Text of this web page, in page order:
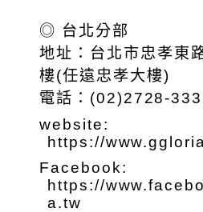
◎ 台北分部
地址：台北市忠孝東
樓(任遠忠孝大樓)
電話：(02)2728-
website:
https://
Facebook:
https://
a.tw